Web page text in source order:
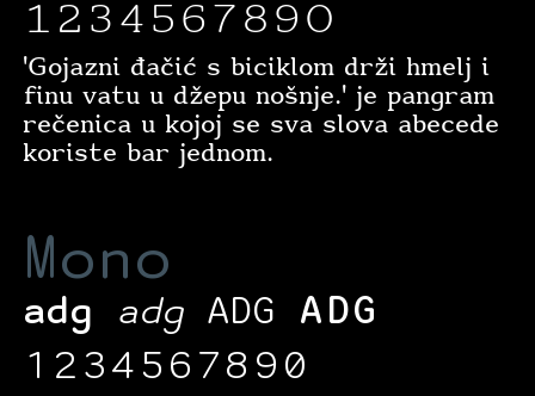
1234567890
'Gojazni đačić s biciklom drži hmelj i
finu vatu u džepu nošnje.' je pangram
rečenica u kojoj se sva slova abecede
koriste bar jednom.
Mono
adg adg ADG ADG
1234567890